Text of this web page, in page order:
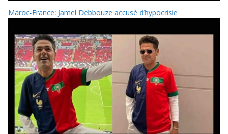
Maroc-France: Jamel Debbouze accusé d’hypocrisie